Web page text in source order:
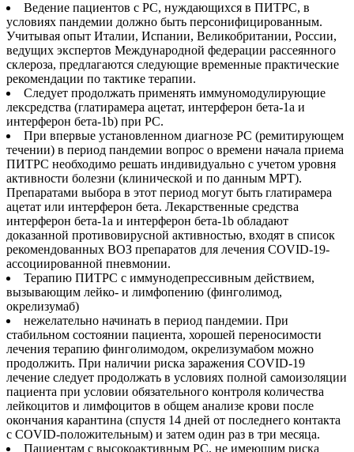
Ведение пациентов с РС, нуждающихся в ПИТРС, в
условиях пандемии должно быть персонифицированным.
Учитывая опыт Италии, Испании, Великобритании, России,
ведущих экспертов Международной федерации рассеянного
склероза, предлагаются следующие временные практические
рекомендации по тактике терапии.
Следует продолжать применять иммуномодулирующие
лексредства (глатирамера ацетат, интерферон бета-1a и
интерферон бета-1b) при РС.
При впервые установленном диагнозе РС (ремитирующем
течении) в период пандемии вопрос о времени начала приема
ПИТРС необходимо решать индивидуально с учетом уровня
активности болезни (клинической и по данным МРТ).
Препаратами выбора в этот период могут быть глатирамера
ацетат или интерферон бета. Лекарственные средства
интерферон бета-1a и интерферон бета-1b обладают
доказанной противовирусной активностью, входят в список
рекомендованных ВОЗ препаратов для лечения COVID-19-
ассоциированной пневмонии.
Терапию ПИТРС с иммунодепрессивным действием,
вызывающим лейко- и лимфопению (финголимод,
окрелизумаб)
нежелательно начинать в период пандемии. При
стабильном состоянии пациента, хорошей переносимости
лечения терапию финголимодом, окрелизумабом можно
продолжить. При наличии риска заражения COVID-19
лечение следует продолжать в условиях полной самоизоляции
пациента при условии обязательного контроля количества
лейкоцитов и лимфоцитов в общем анализе крови после
окончания карантина (спустя 14 дней от последнего контакта
с COVID-положительным) и затем один раз в три месяца.
Пациентам с высокоактивным РС, не имеющим риска